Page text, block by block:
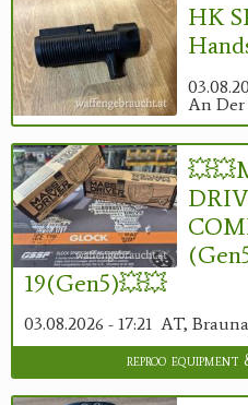
HK
An Der
19(Gen5)💥💥
03.08.2026 - 17:21 AT,
reproo